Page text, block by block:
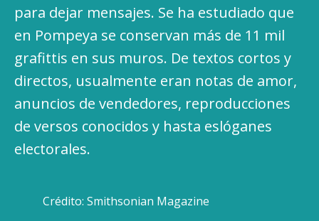
para dejar mensajes. Se ha estudiado que
en Pompeya se conservan más de 11 mil
grafittis en sus muros. De textos cortos y
directos, usualmente eran notas de amor,
anuncios de vendedores, reproducciones
de versos conocidos y hasta eslóganes
electorales.
Crédito: Smithsonian Magazine